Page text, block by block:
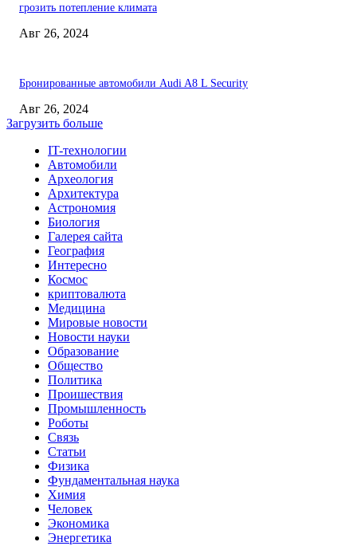
грозить потепление климата
Авг 26, 2024
Бронированные автомобили Audi A8 L Security
Авг 26, 2024
Загрузить больше
IT-технологии
Автомобили
Археология
Архитектура
Астрономия
Биология
Галерея сайта
География
Интересно
Космос
криптовалюта
Медицина
Мировые новости
Новости науки
Образование
Общество
Политика
Проишествия
Промышленность
Роботы
Связь
Статьи
Физика
Фундаментальная наука
Химия
Человек
Экономика
Энергетика